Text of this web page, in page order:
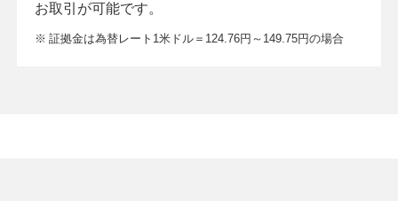
お取引が可能です。
※ 証拠金は為替レート1米ドル＝124.76円～149.75円の場合